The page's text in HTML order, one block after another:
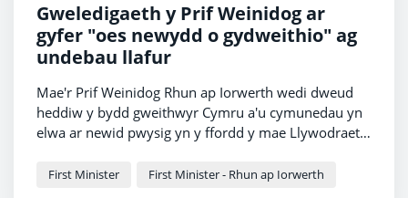
Gweledigaeth y Prif Weinidog ar
gyfer "oes newydd o gydweithio" ag
undebau llafur
Mae'r Prif Weinidog Rhun ap Iorwerth wedi dweud
heddiw y bydd gweithwyr Cymru a'u cymunedau yn
elwa ar newid pwysig yn y ffordd y mae Llywodraeth
First Minister First Minister - Rhun ap Iorwerth